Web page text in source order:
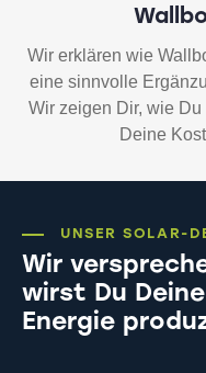
Wir erklären wie
eine sinnvolle
Wir zeigen Dir, wie
Deine
UNSER SOLAR-
Wir
wirst Du
Energie